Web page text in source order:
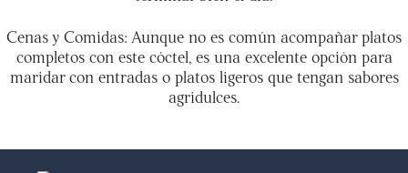
Cenas y Comidas: Aunque no es común acompañar platos
completos con este cóctel, es una excelente opción para
maridar con entradas o platos ligeros que tengan sabores
agridulces.